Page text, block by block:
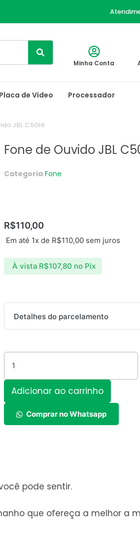
Minha Conta
Placa de Vídeo Processador
JBL C50HI
Fone de Ouvido JBL
Categoria Fone
R$110,00
Em até 1x de R$110,00sem juros
À vista R$107,80 no Pix
Detalhes do parcelamento
com juros
quantidade
Adicionar ao carrinho
Comprar no Whatsapp
pode sentir.
que ofereça a melhor a